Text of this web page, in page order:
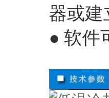
器或建
● 软件